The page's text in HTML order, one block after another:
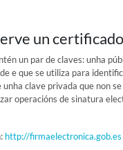
un
un par de claves: unha
e que se utiliza para
clave privada que non
operacións de sinatura
http://firmaelectronica.gob.es